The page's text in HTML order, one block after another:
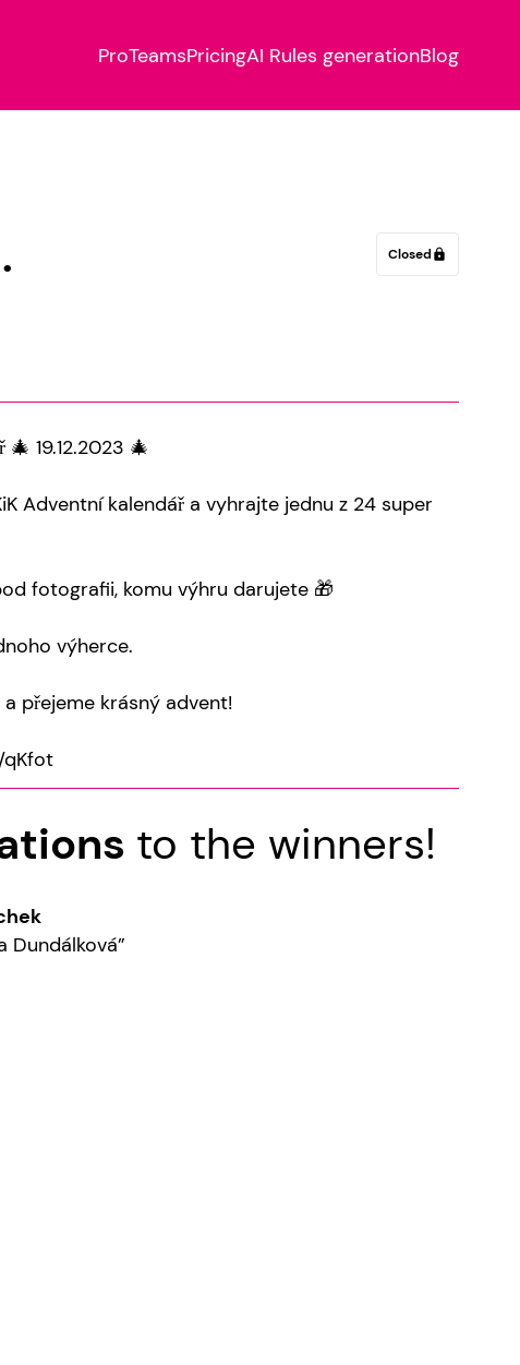
ProTeamsPricingAI Rules generationBlog
Closed lock
19.12.2023 🎄
Adventní kalendář a vyhrajte jednu z 24 super
fotografii, komu výhru darujete 🎁
výherce.
přejeme krásný advent!
qKfot
to the winners!
Dundálková”